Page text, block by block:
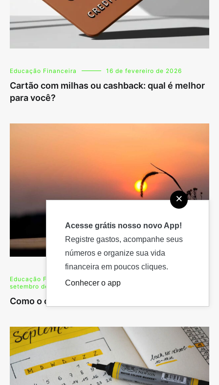
Educação Financeira 16 de fevereiro de 2026
Cartão com milhas ou cashback: qual é melhor
para você?
Educação Financeira ,
setembro de 2021
Como o clima pode afetar sua vida financeira
×
Acesse grátis nosso novo App!
Registre gastos, acompanhe seus
números e organize sua vida
financeira em poucos cliques.
Conhecer o app